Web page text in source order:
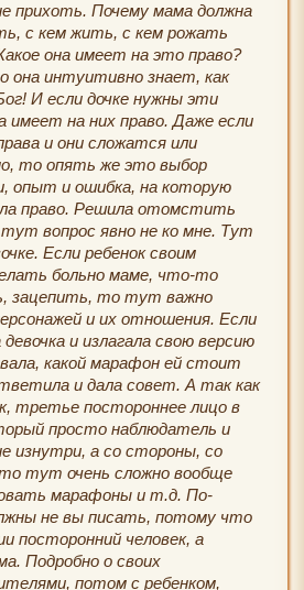
прихоть. Почему мама должна
с кем жить, с кем рожать
она имеет на это право?
она интуитивно знает, как
И если дочке нужны эти
имеет на них право. Даже если
и они сложатся или
то опять же это выбор
опыт и ошибка, на которую
право. Решила отомстить
вопрос явно не ко мне. Тут
Если ребенок своим
больно маме, что-то
зацепить, то тут важно
и их отношения. Если
и излагала свою версию
какой марафон ей стоит
и дала совет. А так как
третье постороннее лицо в
просто наблюдатель и
изнутри, а со стороны, со
то тут очень сложно вообще
марафоны и т.д. По-
не вы писать, потому что
посторонний человек, а
Подробно о своих
потом с ребенком,